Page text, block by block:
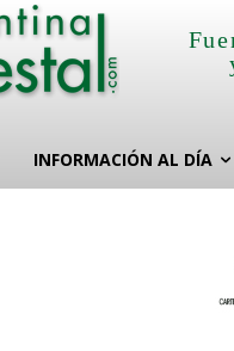
INFORMACIÓN AL DÍA